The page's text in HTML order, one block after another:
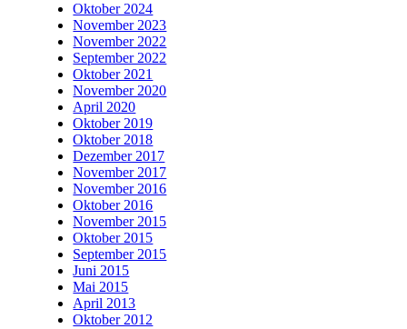
Oktober 2024
November 2023
November 2022
September 2022
Oktober 2021
November 2020
April 2020
Oktober 2019
Oktober 2018
Dezember 2017
November 2017
November 2016
Oktober 2016
November 2015
Oktober 2015
September 2015
Juni 2015
Mai 2015
April 2013
Oktober 2012